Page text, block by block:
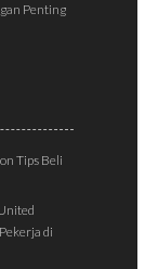
Penting
onTips Beli
di